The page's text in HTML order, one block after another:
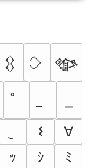
𒌐 𒀲
𐌔
∀
ｯ ｼ
ﾐ